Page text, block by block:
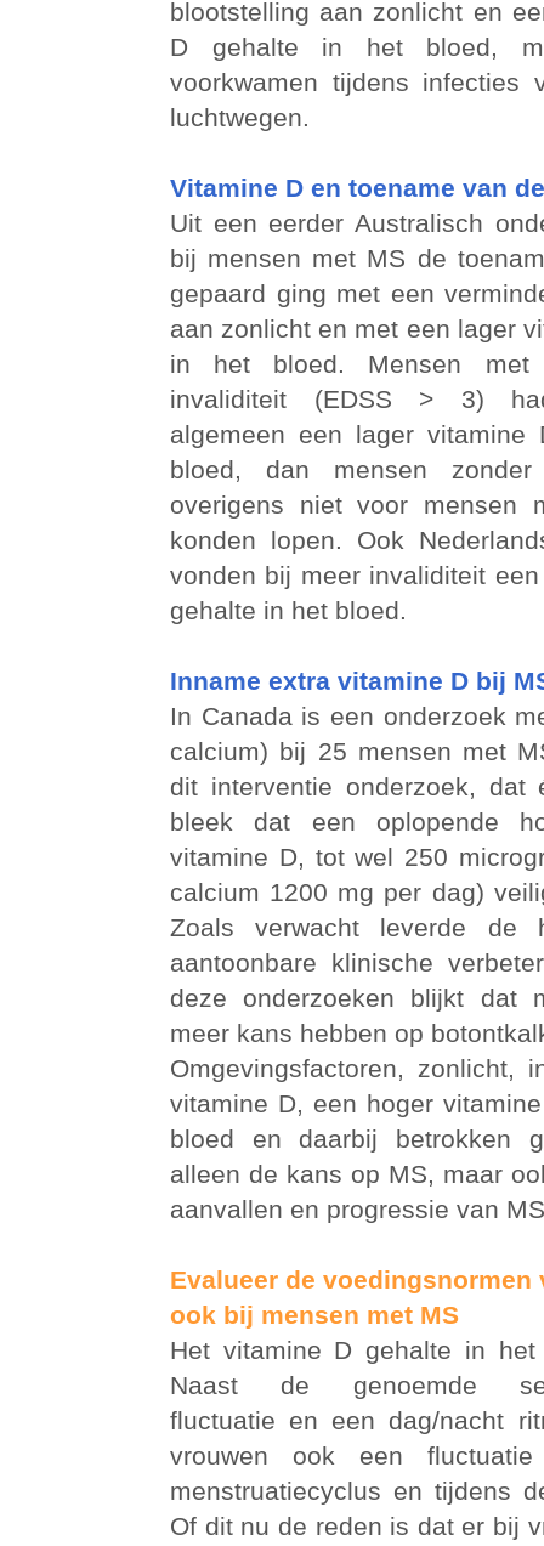
blootstelling aan zonlicht en
D gehalte in het bloed,
voorkwamen tijdens infecties
luchtwegen.
Vitamine D en toename van
Uit een eerder Australisch
bij mensen met MS de
gepaard ging met een
aan zonlicht en met een lager
in het bloed. Mensen
invaliditeit (EDSS > 3)
algemeen een lager
bloed, dan mensen
overigens niet voor mensen
konden lopen. Ook
vonden bij meer invaliditeit
gehalte in het bloed.
Inname extra vitamine D bij
In Canada is een onderzoek
calcium) bij 25 mensen met
dit interventie onderzoek, dat
bleek dat een oplopende
vitamine D, tot wel 250
calcium 1200 mg per dag)
Zoals verwacht leverde de
aantoonbare klinische
deze onderzoeken blijkt dat
meer kans hebben op
Omgevingsfactoren, zonlicht,
vitamine D, een hoger
bloed en daarbij betrokken
alleen de kans op MS, maar
aanvallen en progressie van
Evalueer de voedingsnormen
ook bij mensen met MS
Het vitamine D gehalte in het
Naast de genoemde
fluctuatie en een dag/nacht
vrouwen ook een
menstruatiecyclus en tijdens
Of dit nu de reden is dat er bij